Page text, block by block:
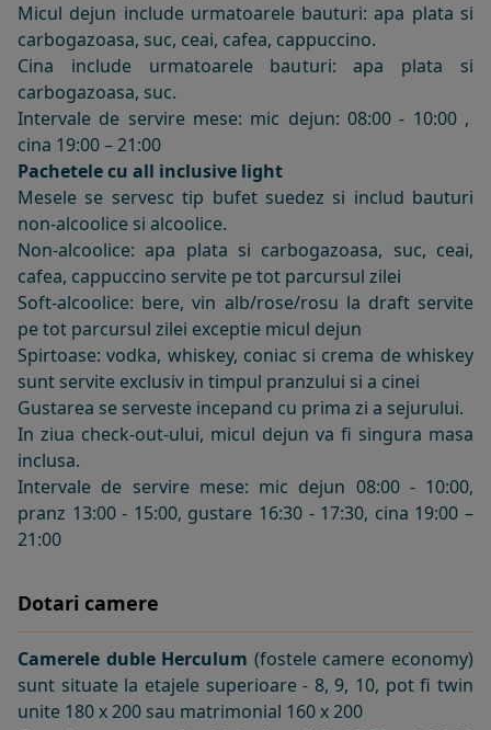
Micul dejun include urmatoarele bauturi: apa plata si
carbogazoasa, suc, ceai, cafea, cappuccino.
Cina include urmatoarele bauturi: apa plata si
carbogazoasa, suc.
Intervale de servire mese: mic dejun: 08:00 - 10:00 ,
cina 19:00 – 21:00
Pachetele cu all inclusive light
Mesele se servesc tip bufet suedez si includ bauturi
non-alcoolice si alcoolice.
Non-alcoolice: apa plata si carbogazoasa, suc, ceai,
cafea, cappuccino servite pe tot parcursul zilei
Soft-alcoolice: bere, vin alb/rose/rosu la draft servite
pe tot parcursul zilei exceptie micul dejun
Spirtoase: vodka, whiskey, coniac si crema de whiskey
sunt servite exclusiv in timpul pranzului si a cinei
Gustarea se serveste incepand cu prima zi a sejurului.
In ziua check-out-ului, micul dejun va fi singura masa
inclusa.
Intervale de servire mese: mic dejun 08:00 - 10:00,
pranz 13:00 - 15:00, gustare 16:30 - 17:30, cina 19:00 –
21:00
Dotari camere
Camerele duble Herculum (fostele camere economy)
sunt situate la etajele superioare - 8, 9, 10, pot fi twin
unite 180 x 200 sau matrimonial 160 x 200